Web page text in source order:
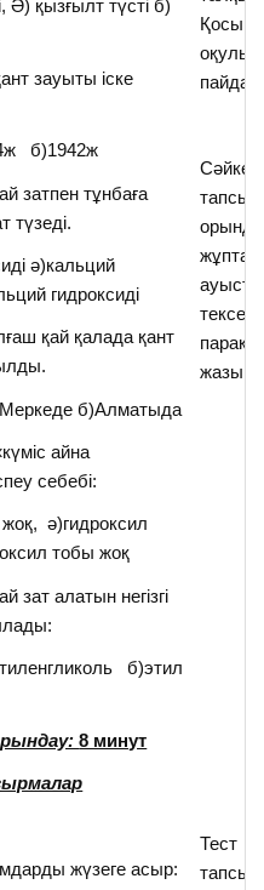
Ә) қызғылт түсті б)
зауыты іске
б)1942ж
затпен тұнбаға
түзеді.
ә)кальций
гидроксиді
қай қалада қант
б)Алматыда
айна
себебі:
ә)гидроксил
тобы жоқ
зат алатын негізгі
б)этил
8 минут
жүзеге асыр:
жазып
Тест